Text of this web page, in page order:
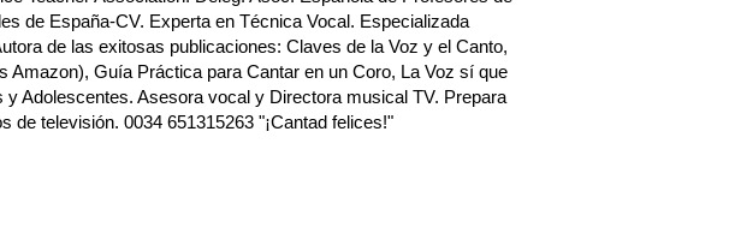
de España-CV. Experta en Técnica Vocal. Especializada
de las exitosas publicaciones: Claves de la Voz y el Canto,
Amazon), Guía Práctica para Cantar en un Coro, La Voz sí que
Adolescentes. Asesora vocal y Directora musical TV. Prepara
de televisión. 0034 651315263 "¡Cantad felices!"